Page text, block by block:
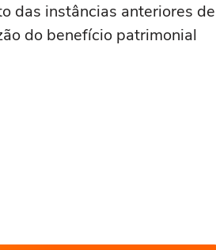
das instâncias anteriores de
do benefício patrimonial